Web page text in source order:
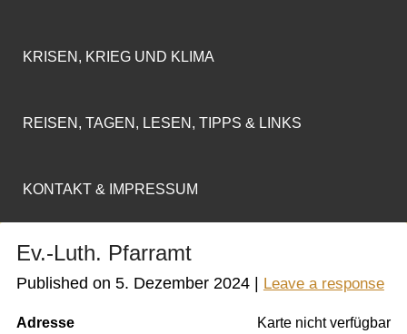
KRISEN, KRIEG UND KLIMA
REISEN, TAGEN, LESEN, TIPPS & LINKS
KONTAKT & IMPRESSUM
Ev.-Luth. Pfarramt
Published on 5. Dezember 2024| Leave a response
Karte nicht verfügbar
Adresse